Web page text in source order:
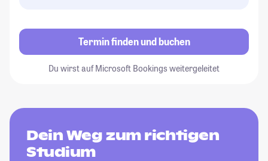
Termin finden und buchen
Du wirst auf Microsoft Bookings weitergeleitet
Dein Weg zum richtigen
Studium